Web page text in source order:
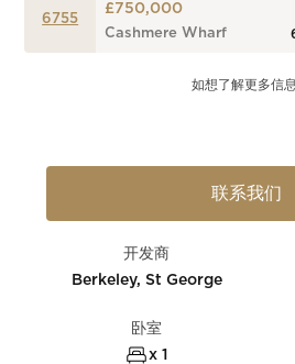
6755
£750,000
Cashmere Wharf
如想了解更多信
联系我们
开发商
Berkeley, St George
卧室
x 1